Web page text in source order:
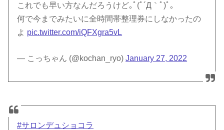
これでも早い方なんだろうけど｡ﾟ(ﾟ´Д｀ﾟ)ﾟ｡
何で今までみたいに全時間帯整理券にしなかったの
よ pic.twitter.com/iQFXgra5vL
— こっちゃん (@kochan_ryo)January 27, 2022
#サロンデュショコラ